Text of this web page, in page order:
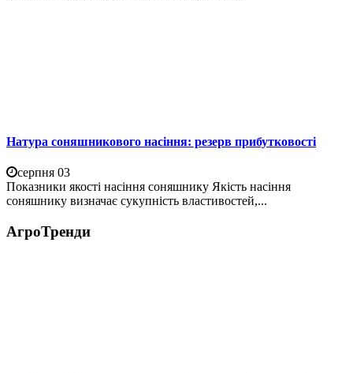
Натура соняшникового насіння: резерв прибутковості
серпня 03
Показники якості насіння соняшнику Якість насіння
соняшнику визначає сукупність властивостей,...
АгроТренди